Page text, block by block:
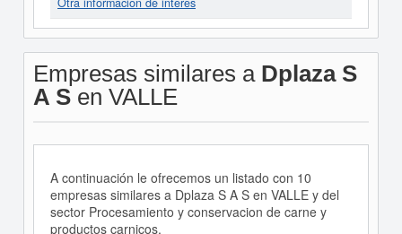
Empresas similares a Dplaza S
A Sen VALLE
A continuación le ofrecemos un listado con 10
empresas similares a Dplaza S A S en VALLE y del
sector Procesamiento y conservacion de carne y
productos carnicos.